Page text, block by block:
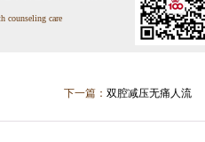
counseling care
下一篇： 双腔减压无痛人流